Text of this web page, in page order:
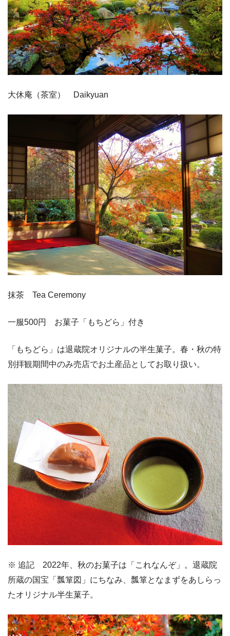
大休庵（茶室） Daikyuan
抹茶 Tea Ceremony
一服500円 お菓子「もちどら」付き
「もちどら」は退蔵院オリジナルの半生菓子。春・秋の特
別拝観期間中のみ売店でお土産品としてお取り扱い。
※ 追記 2022年、秋のお菓子は「これなんぞ」。退蔵院
所蔵の国宝「瓢箪図」にちなみ、瓢箪となまずをあしらっ
たオリジナル半生菓子。